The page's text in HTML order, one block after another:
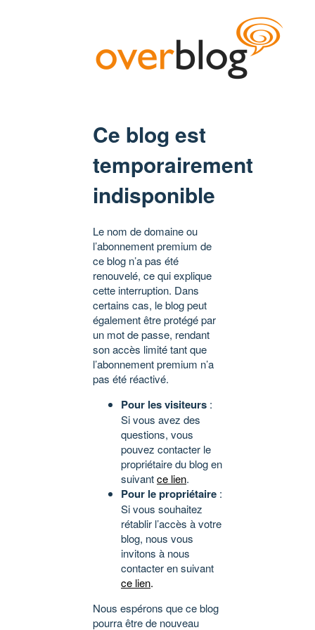
Ce blog est
temporairement
indisponible
Le nom de domaine ou
l’abonnement premium de
ce blog n’a pas été
renouvelé, ce qui explique
cette interruption. Dans
certains cas, le blog peut
également être protégé par
un mot de passe, rendant
son accès limité tant que
l’abonnement premium n’a
pas été réactivé.
Pour les visiteurs :
Si vous avez des
questions, vous
pouvez contacter le
propriétaire du blog en
suivantce lien.
Pour le propriétaire :
Si vous souhaitez
rétablir l’accès à votre
blog, nous vous
invitons à nous
contacter en suivant
ce lien.
Nous espérons que ce blog
pourra être de nouveau